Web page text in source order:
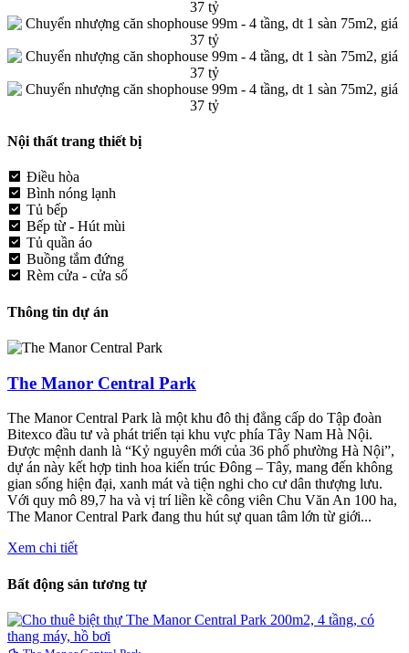
Nội thất trang thiết bị
Điều hòa
Bình nóng lạnh
Tủ bếp
Bếp từ - Hút mùi
Tủ quần áo
Buồng tắm đứng
Rèm cửa - cửa sổ
Thông tin dự án
The Manor Central Park
The Manor Central Park là một khu đô thị đẳng cấp do Tập đoàn
Bitexco đầu tư và phát triển tại khu vực phía Tây Nam Hà Nội.
Được mệnh danh là “Kỷ nguyên mới của 36 phố phường Hà Nội”,
dự án này kết hợp tinh hoa kiến trúc Đông – Tây, mang đến không
gian sống hiện đại, xanh mát và tiện nghi cho cư dân thượng lưu.
Với quy mô 89,7 ha và vị trí liền kề công viên Chu Văn An 100 ha,
The Manor Central Park đang thu hút sự quan tâm lớn từ giới...
Xem chi tiết
Bất động sản tương tự